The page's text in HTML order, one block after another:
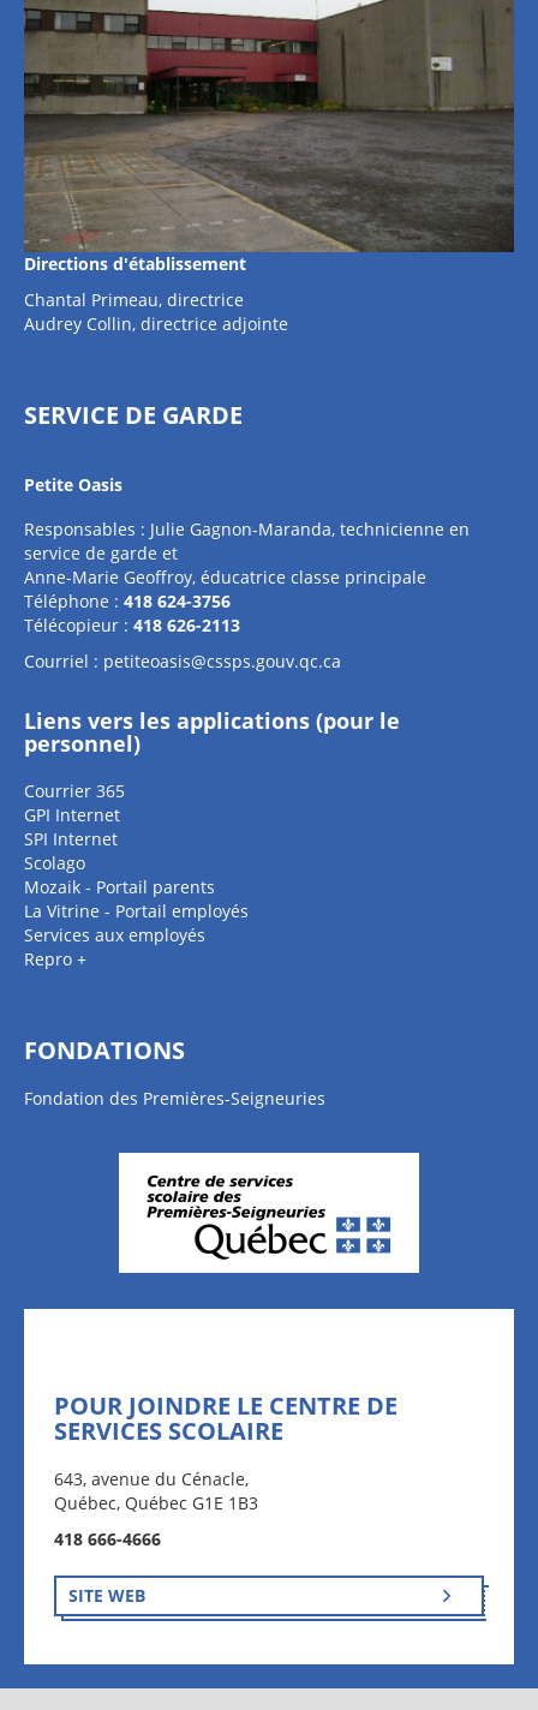
Directions d'établissement
Chantal Primeau, directrice
Audrey Collin, directrice adjointe
SERVICE DE GARDE
Petite Oasis
Responsables : Julie Gagnon-Maranda, technicienne en
service de garde et
Anne-Marie Geoffroy, éducatrice classe principale
Téléphone : 418 624-3756
Télécopieur : 418 626-2113
Courriel : petiteoasis@cssps.gouv.qc.ca
Liens vers les applications (pour le
personnel)
Courrier 365
GPI Internet
SPI Internet
Scolago
Mozaik - Portail parents
La Vitrine - Portail employés
Services aux employés
Repro +
FONDATIONS
Fondation des Premières-Seigneuries
POUR JOINDRE LE CENTRE DE
SERVICES SCOLAIRE
643, avenue du Cénacle,
Québec, Québec G1E 1B3
418 666-4666
SITE WEB